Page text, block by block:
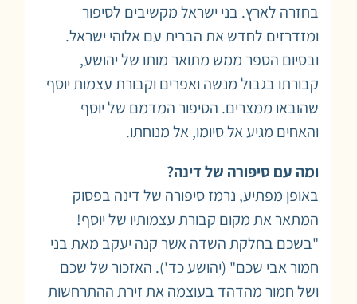
בחזרה לארץ. בני ישראל מקשיבים לסיפור
ומזדרזים לחדש את הברית עם אלוהי ישראל.
ובסיום הספר ממש מתואר מותו של יהושע,
קבורתו בגבול מנשה ואפרים וקבורת עצמות יוסף
שהובאו ממצרים. הסיפור המדמם של יוסף
והאחים מגיע אל סיומו, אל מנוחתו.
ומה עם סיפורה של דינה?
באופן מפתיע, נרמז סיפורה של דינה בפסוק
המתאר את מקום קבורת עצמותיו של יוסף!
"בשכם בחלקת השדה אשר קנה יעקב מאת בני
חמור אבי שכם" (יהושע כד'). האזכור של שכם
ושל חמור מהדהד בעוצמה את זירת ההתרחשות